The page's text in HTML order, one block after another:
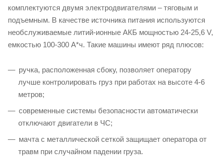
комплектуются двумя электродвигателями – тяговым и
подъемным. В качестве источника питания используются
необслуживаемые литий-ионные АКБ мощностью 24-25,6 V,
емкостью 100-300 А*ч. Такие машины имеют ряд плюсов:
ручка, расположенная сбоку, позволяет оператору
лучше контролировать груз при работах на высоте 4-6
метров;
современные системы безопасности автоматически
отключают двигатели в ЧС;
мачта с металлической сеткой защищает оператора от
травм при случайном падении груза.